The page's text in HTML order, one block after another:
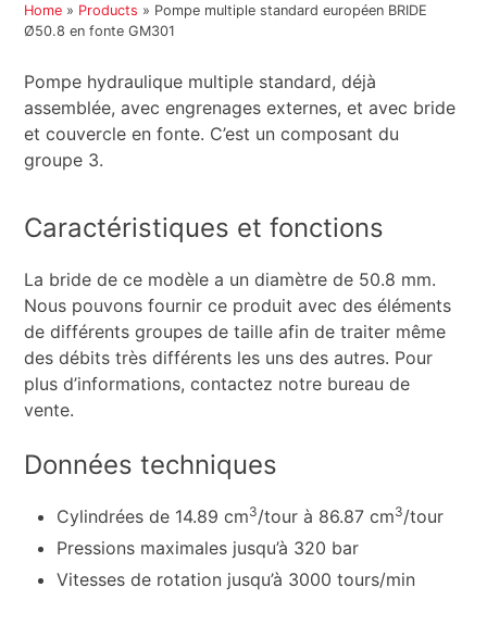
Home » Products » Pompe multiple standard européen BRIDE
Ø50.8 en fonte GM301
Pompe hydraulique multiple standard, déjà
assemblée, avec engrenages externes, et avec bride
et couvercle en fonte. C’est un composant du
groupe 3.
Caractéristiques et fonctions
La bride de ce modèle a un diamètre de 50.8 mm.
Nous pouvons fournir ce produit avec des éléments
de différents groupes de taille afin de traiter même
des débits très différents les uns des autres. Pour
plus d’informations, contactez notre bureau de
vente.
Données techniques
Cylindrées de 14.89 cm3/tour à 86.87 cm3/tour
Pressions maximales jusqu’à 320 bar
Vitesses de rotation jusqu’à 3000 tours/min